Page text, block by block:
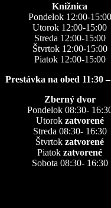
Knižnica
Pondelok 12:00-15:00
Utorok 12:00-15:00
Streda 12:00-15:00
Štvrtok 12:00-15:00
Piatok 12:00-15:00
Prestávka na obed 11:30
Zberný dvor
Pondelok 08:30-
Utorok zatvorené
Streda 08:30- 16:30
Štvrtok zatvorené
Piatok zatvorené
Sobota 08:30- 16:30